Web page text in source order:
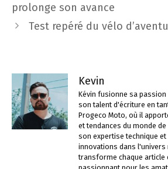
prolonge son avance
Test repéré du vélo
Kevin
Kévin fusionne sa
son talent d'écriture en
Progeco Moto, où il
et tendances du monde
son expertise technique
innovations dans l'univers
transforme chaque article